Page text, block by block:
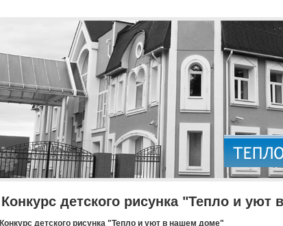
Конкурс детского рисунка "Тепло и
Конкурс детского рисунка "Тепло и уют в нашем доме"